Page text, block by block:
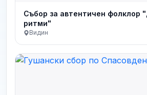
Събор за автентичен фолклор
ритми"
Видин